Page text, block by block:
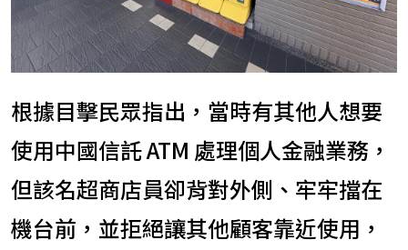
根據目擊民眾指出，當時有其他人想要
使用中國信託 ATM 處理個人金融業務，
但該名超商店員卻背對外側、牢牢擋在
機台前，並拒絕讓其他顧客靠近使用，